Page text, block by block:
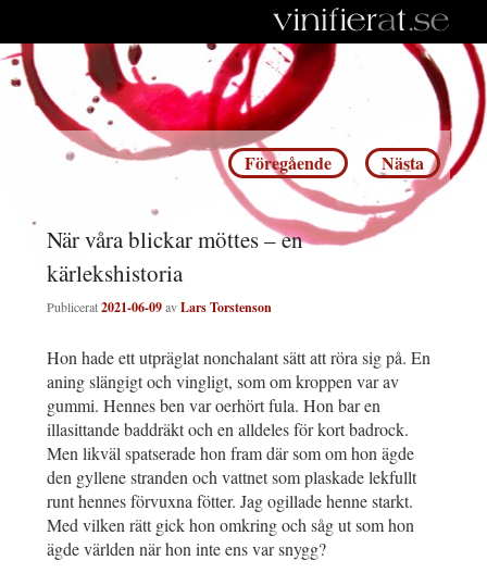
Inläggsnavigering
Föregående Nästa
När våra blickar möttes – en
kärlekshistoria
Publicerat2021-06-09avLars Torstenson
Hon hade ett utpräglat nonchalant sätt att röra sig på. En
aning slängigt och vingligt, som om kroppen var av
gummi. Hennes ben var oerhört fula. Hon bar en
illasittande baddräkt och en alldeles för kort badrock.
Men likväl spatserade hon fram där som om hon ägde
den gyllene stranden och vattnet som plaskade lekfullt
runt hennes förvuxna fötter. Jag ogillade henne starkt.
Med vilken rätt gick hon omkring och såg ut som hon
ägde världen när hon inte ens var snygg?